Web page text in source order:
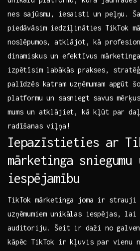
nes sajūsmu, ‌iesaisti un peļņu.
piedāvāsim iedziļināties ⁢TikTok
noslēpumos, atklājot, ​kā
dinamiskus un efektīvus⁣
izpētīsim labākās prakses,
palīdzēs katram ⁣uzņēmumam apgūt​
platformu un sasniegt⁢ savus
mums un atklājiet, kā kļūt par
radīšanas viļņa!
Iepazīstieties ar
mārketinga sniegumu
iespējamību
TikTok mārketinga joma ir​ strauji
uzņēmumiem unikālas iespējas, lai
auditoriju. Šeit⁣ ir ‍daži no⁣
kāpēc TikTok ir kļuvis⁤ par vienu